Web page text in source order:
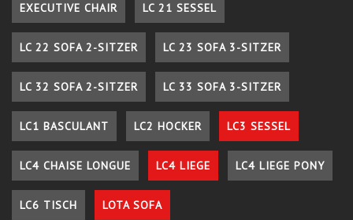
EXECUTIVE CHAIR LC 21 SESSEL
LC 22 SOFA 2-SITZER LC 23 SOFA 3-SITZER
LC 32 SOFA 2-SITZER LC 33 SOFA 3-SITZER
LC1 BASCULANT LC2 HOCKER LC3 SESSEL
LC4 CHAISE LONGUE LC4 LIEGE LC4 LIEGE PONY
LC6 TISCH LOTA SOFA